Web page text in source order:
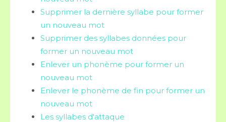
Supprimer la dernière syllabe pour former
un nouveau mot
Supprimer des syllabes données pour
former un nouveau mot
Enlever un phonème pour former un
nouveau mot
Enlever le phonème de fin pour former un
nouveau mot
Les syllabes d'attaque